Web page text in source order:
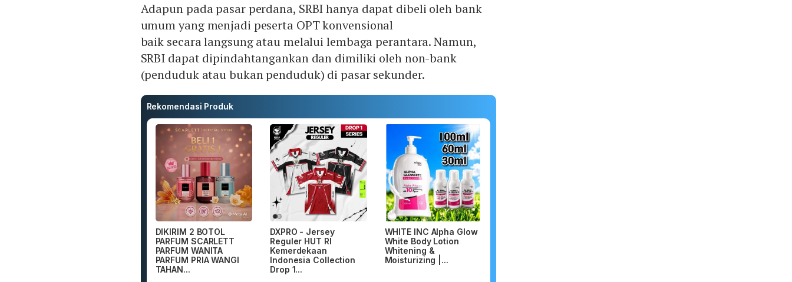
Adapun pada pasar perdana, SRBI hanya dapat dibeli oleh bank
umum yang menjadi peserta OPT konvensional
baik secara langsung atau melalui lembaga perantara. Namun,
SRBI dapat dipindahtangankan dan dimiliki oleh non-bank
(penduduk atau bukan penduduk) di pasar sekunder.
Rekomendasi Produk
DIKIRIM 2 BOTOL
PARFUM SCARLETT
PARFUM WANITA
PARFUM PRIA WANGI
TAHAN...
DXPRO - Jersey
Reguler HUT RI
Kemerdekaan
Indonesia Collection
Drop 1...
WHITE INC Alpha Glow
White Body Lotion
Whitening &
Moisturizing |...